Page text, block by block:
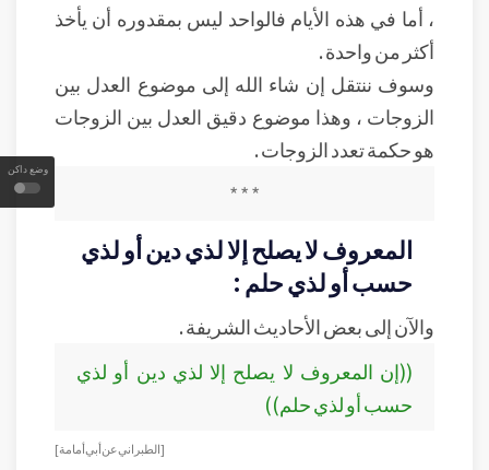
وضع داكن
، أما في هذه الأيام فالواحد ليس بمقدوره أن يأخذ
أكثر من واحدة .
وسوف ننتقل إن شاء الله إلى موضوع العدل بين
الزوجات ، وهذا موضوع دقيق العدل بين الزوجات
هو حكمة تعدد الزوجات .
* * *
المعروف لا يصلح إلا لذي دين أو لذي
حسب أو لذي حلم :
والآن إلى بعض الأحاديث الشريفة .
((إن المعروف لا يصلح إلا لذي دين أو لذي
حسب أو لذي حلم))
[ الطبراني عن أبي أمامة ]